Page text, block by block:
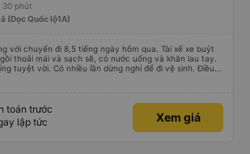
30 phút
(Dọc Quốc lộ1A)
với chuyến đi 8,5 tiếng ngày hôm qua. Tài xế xe buýt
thoải mái và sạch sẽ, có nước uống và khăn lau tay.
tuyệt vời. Có nhiều lần dừng nghỉ để đi vệ sinh. Điều
xuất để cải thiện là cho phép thanh toán bằng thẻ
toán trước
lập tức
Xem giá